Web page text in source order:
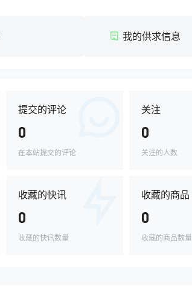
我的供求信息
提交的评论
0
在本站提交的评论
关注
0
关注的人数
收藏的快讯
0
收藏的快讯数量
收藏的商品
0
收藏的商品数量